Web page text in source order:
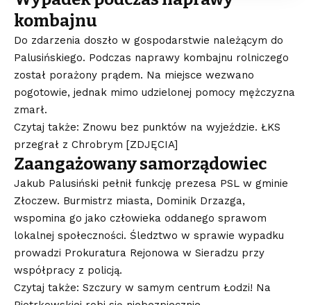
kombajnu
Do zdarzenia doszło w gospodarstwie należącym do
Palusińskiego. Podczas naprawy kombajnu rolniczego
został porażony prądem. Na miejsce wezwano
pogotowie, jednak mimo udzielonej pomocy mężczyzna
zmarł.
Czytaj także: Znowu bez punktów na wyjeździe. ŁKS
przegrał z Chrobrym [ZDJĘCIA]
Zaangażowany samorządowiec
Jakub Palusiński pełnił funkcję prezesa PSL w gminie
Złoczew. Burmistrz miasta, Dominik Drzazga,
wspomina go jako człowieka oddanego sprawom
lokalnej społeczności. Śledztwo w sprawie wypadku
prowadzi Prokuratura Rejonowa w Sieradzu przy
współpracy z policją.
Czytaj także: Szczury w samym centrum Łodzi! Na